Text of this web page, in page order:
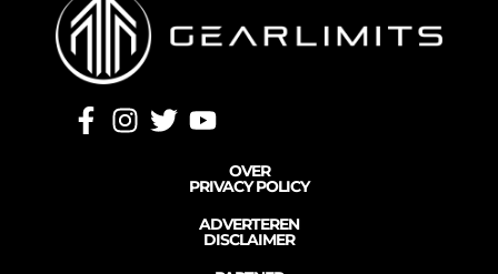
OVER
PRIVACY POLICY
ADVERTEREN
DISCLAIMER